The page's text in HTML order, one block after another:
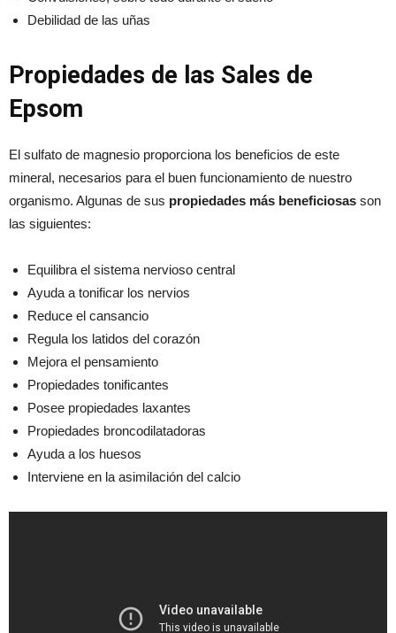
Debilidad de las uñas
Propiedades de las Sales de
Epsom
El sulfato de magnesio proporciona los beneficios de este
mineral, necesarios para el buen funcionamiento de nuestro
organismo. Algunas de sus propiedades más beneficiosas son
las siguientes:
Equilibra el sistema nervioso central
Ayuda a tonificar los nervios
Reduce el cansancio
Regula los latidos del corazón
Mejora el pensamiento
Propiedades tonificantes
Posee propiedades laxantes
Propiedades broncodilatadoras
Ayuda a los huesos
Interviene en la asimilación del calcio